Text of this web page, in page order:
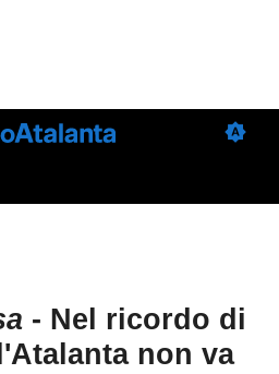
- Nel ricordo di
non va